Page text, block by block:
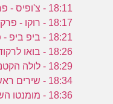
18:11 - צ'ופיס - פרק 105
18:17 - רוקו - פרק 27
18:21 - ביפ ביפ - פרק 6
18:26 - בואו לרקוד! - פרק 85
18:29 - לולה הקטנה בעיר הגדולה - פרק 19
18:34 - שירים ראשונים - פרק 50
18:36 - מומנטו השף הגדול - פרק 15